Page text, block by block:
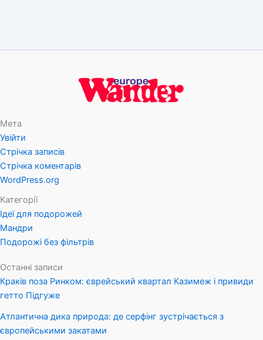
Мета
Увійти
Стрічка записів
Стрічка коментарів
WordPress.org
Категорії
Ідеї для подорожей
Мандри
Подорожі без фільтрів
Останні записи
Краків поза Ринком: єврейський квартал Казимеж і привиди
гетто Підгуже
Атлантична дика природа: де серфінг зустрічається з
європейськими закатами